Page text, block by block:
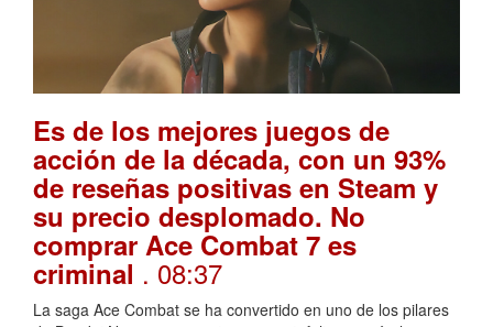
Es de los mejores juegos de
acción de la década, con un 93%
de reseñas positivas en Steam y
su precio desplomado. No
comprar Ace Combat 7 es
criminal . 08:37
La saga Ace Combat se ha convertido en uno de los pilares